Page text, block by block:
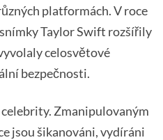
platformách. V roce
Taylor Swift rozšířily
celosvětové
bezpečnosti.
Zmanipulovaným
jsou šikanováni, vydíráni